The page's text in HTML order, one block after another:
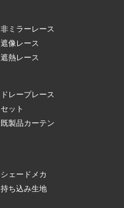
非ミラーレース
遮像レース
遮熱レース
ドレープレース
セット
既製品カーテン
シェードメカ
持ち込み生地